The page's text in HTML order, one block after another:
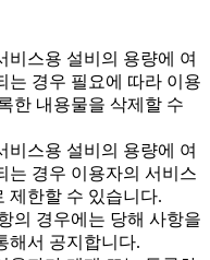
스용 설비의 용량에 여
는 경우 필요에 따라 이용
한 내용물을 삭제할 수
스용 설비의 용량에 여
는 경우 이용자의 서비스
제한할 수 있습니다.
의 경우에는 당해 사항을
해서 공지합니다.